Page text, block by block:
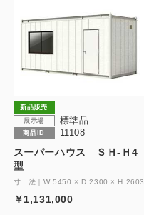
新品販売
展示場
標準品
商品ID 11108
スーパーハウス ＳＨ-Ｈ4
型
寸 法｜W 5450 × D 2300 × H 2603
￥1,131,000